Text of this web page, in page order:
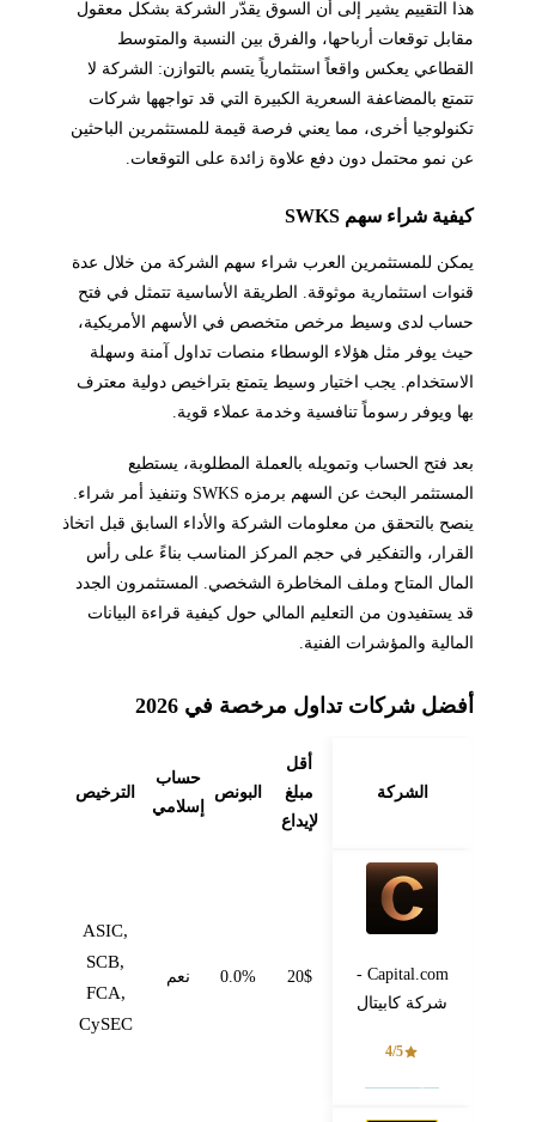
هذا التقييم يشير إلى أن السوق يقدّر الشركة بشكل معقول
مقابل توقعات أرباحها، والفرق بين النسبة والمتوسط
القطاعي يعكس واقعاً استثمارياً يتسم بالتوازن: الشركة لا
تتمتع بالمضاعفة السعرية الكبيرة التي قد تواجهها شركات
تكنولوجيا أخرى، مما يعني فرصة قيمة للمستثمرين الباحثين
عن نمو محتمل دون دفع علاوة زائدة على التوقعات.
كيفية شراء سهم SWKS
يمكن للمستثمرين العرب شراء سهم الشركة من خلال عدة
قنوات استثمارية موثوقة. الطريقة الأساسية تتمثل في فتح
حساب لدى وسيط مرخص متخصص في الأسهم الأمريكية،
حيث يوفر مثل هؤلاء الوسطاء منصات تداول آمنة وسهلة
الاستخدام. يجب اختيار وسيط يتمتع بتراخيص دولية معترف
بها ويوفر رسوماً تنافسية وخدمة عملاء قوية.
بعد فتح الحساب وتمويله بالعملة المطلوبة، يستطيع
المستثمر البحث عن السهم برمزه SWKS وتنفيذ أمر شراء.
ينصح بالتحقق من معلومات الشركة والأداء السابق قبل اتخاذ
القرار، والتفكير في حجم المركز المناسب بناءً على رأس
المال المتاح وملف المخاطرة الشخصي. المستثمرون الجدد
قد يستفيدون من التعليم المالي حول كيفية قراءة البيانات
المالية والمؤشرات الفنية.
أفضل شركات تداول مرخصة في 2026
الشركة
أقل
مبلغ
لإيداع
البونص
حساب
إسلامي
الترخيص
Capital.com -
شركة كابيتال
4/5
20$
0.0% نعم
ASIC,
SCB,
FCA,
CySEC